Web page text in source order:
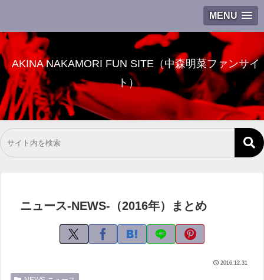
MENU
AKINA NAKAMORI FUN SITE（中森明菜ファンサイ
ト）
ニュース-NEWS-（2016年）まとめ
2016.12.31